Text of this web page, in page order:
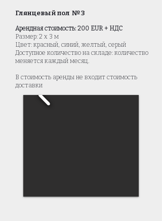
Глянцевый пол № 3
Арендная стоимость: 200 EUR + НДС
Размер: 2 x 3 м
Цвет: красный, синий, желтый, серый
Доступное количество на складе: количество
меняется каждый месяц.
В стоимость аренды не входит стоимость
доставки